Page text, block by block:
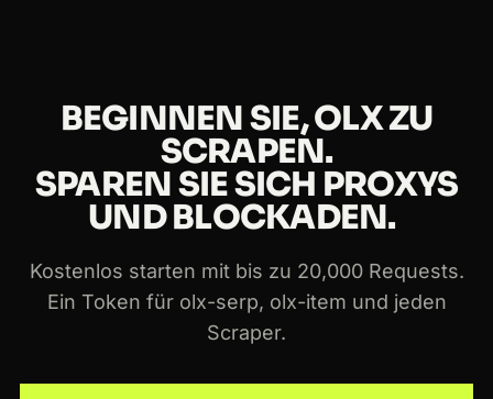
BEGINNEN SIE, OLX ZU
SCRAPEN.
SPAREN SIE SICH PROXYS
UND BLOCKADEN.
Kostenlos starten mit bis zu 20,000 Requests.
Ein Token für olx-serp, olx-item und jeden
Scraper.